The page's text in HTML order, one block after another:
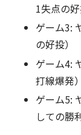
1失点の好
ゲーム3:
の好投）
ゲーム4:
打線爆発）
ゲーム5:
しての勝